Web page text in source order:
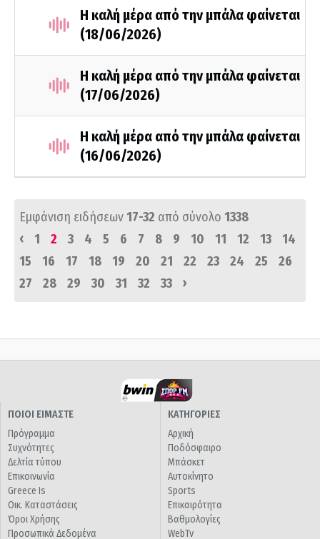
Η καλή μέρα από την μπάλα φαίνεται
(18/06/2026)
Η καλή μέρα από την μπάλα φαίνεται
(17/06/2026)
Η καλή μέρα από την μπάλα φαίνεται
(16/06/2026)
Εμφάνιση ειδήσεων17-32 από σύνολο 1338
‹
1 2 3 4 5 6 7 8 9 10 11 12 13
14
15
16 17 18 19 20 21 22 23 24 25
26
27
28 29 30 31 32 33 ›
ΠΟΙΟΙ ΕΙΜΑΣΤΕ
Πρόγραμμα
Συχνότητες
Δελτία τύπου
Επικοινωνία
Greece Is
Οικ. Καταστάσεις
Όροι Χρήσης
Προσωπικά Δεδομένα
ΚΑΤΗΓΟΡΙΕΣ
Αρχική
Ποδόσφαιρο
Μπάσκετ
Αυτοκίνητο
Sports
Επικαιρότητα
Βαθμολογίες
WebTv